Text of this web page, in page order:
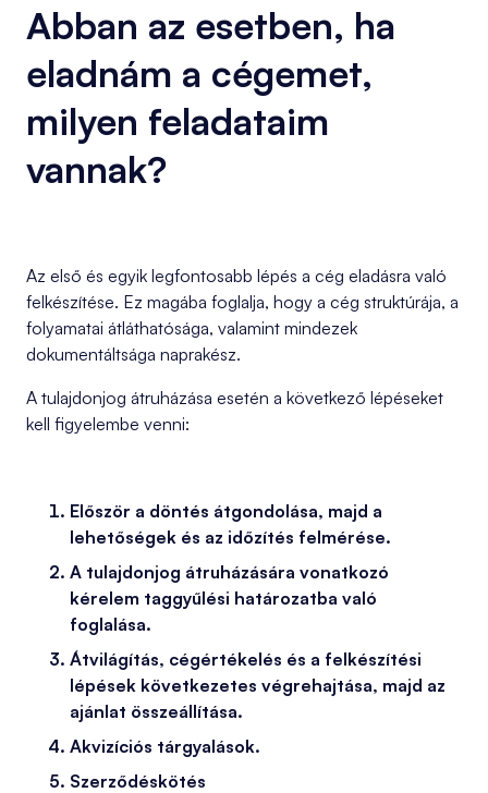
Abban az esetben, ha
eladnám a cégemet,
milyen feladataim
vannak?
Az első és egyik legfontosabb lépés a cég eladásra való
felkészítése. Ez magába foglalja, hogy a cég struktúrája, a
folyamatai átláthatósága, valamint mindezek
dokumentáltsága naprakész.
A tulajdonjog átruházása esetén a következő lépéseket
kell figyelembe venni:
Először a döntés átgondolása, majd a
lehetőségek és az időzítés felmérése.
A tulajdonjog átruházására vonatkozó
kérelem taggyűlési határozatba való
foglalása.
Átvilágítás, cégértékelés és a felkészítési
lépések következetes végrehajtása, majd az
ajánlat összeállítása.
Akvizíciós tárgyalások.
Szerződéskötés